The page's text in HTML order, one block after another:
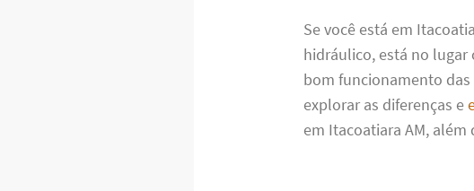
Se você está em
hidráulico, está no lugar
bom funcionamento das
explorar as diferenças e
em Itacoatiara AM,